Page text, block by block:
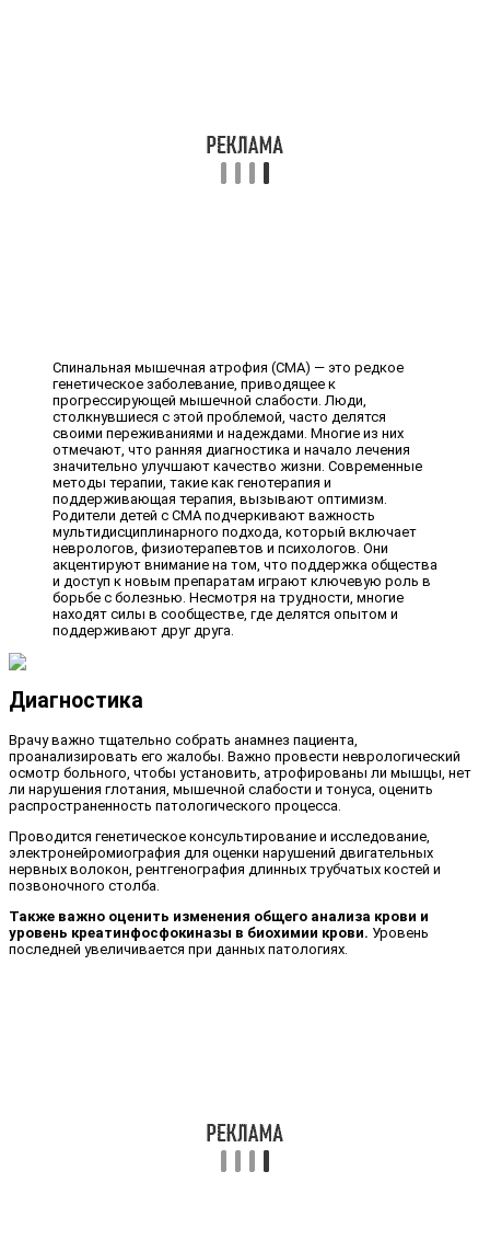
Спинальная мышечная атрофия (СМА) — это редкое
генетическое заболевание, приводящее к
прогрессирующей мышечной слабости. Люди,
столкнувшиеся с этой проблемой, часто делятся
своими переживаниями и надеждами. Многие из них
отмечают, что ранняя диагностика и начало лечения
значительно улучшают качество жизни. Современные
методы терапии, такие как генотерапия и
поддерживающая терапия, вызывают оптимизм.
Родители детей с СМА подчеркивают важность
мультидисциплинарного подхода, который включает
неврологов, физиотерапевтов и психологов. Они
акцентируют внимание на том, что поддержка общества
и доступ к новым препаратам играют ключевую роль в
борьбе с болезнью. Несмотря на трудности, многие
находят силы в сообществе, где делятся опытом и
поддерживают друг друга.
Диагностика
Врачу важно тщательно собрать анамнез пациента,
проанализировать его жалобы. Важно провести неврологический
осмотр больного, чтобы установить, атрофированы ли мышцы, нет
ли нарушения глотания, мышечной слабости и тонуса, оценить
распространенность патологического процесса.
Проводится генетическое консультирование и исследование,
электронейромиография для оценки нарушений двигательных
нервных волокон, рентгенография длинных трубчатых костей и
позвоночного столба.
Также важно оценить изменения общего анализа крови и
уровень креатинфосфокиназы в биохимии крови. Уровень
последней увеличивается при данных патологиях.